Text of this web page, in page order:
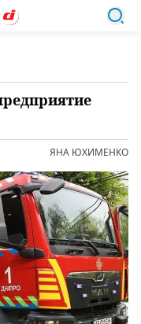
ЯНА ЮХИМЕНКО